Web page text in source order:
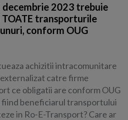
decembrie 2023 trebuie
transporturile
conform OUG
achizitii intracomunitare
catre firme
ce obligatii are conform OUG
fiind beneficiarul transportului
in Ro-E-Transport? Care ar